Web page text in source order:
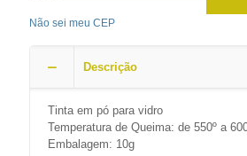
Não sei meu CEP
Descrição
Tinta em pó para vidro
Temperatura de Queima: de 550º a
Embalagem: 10g